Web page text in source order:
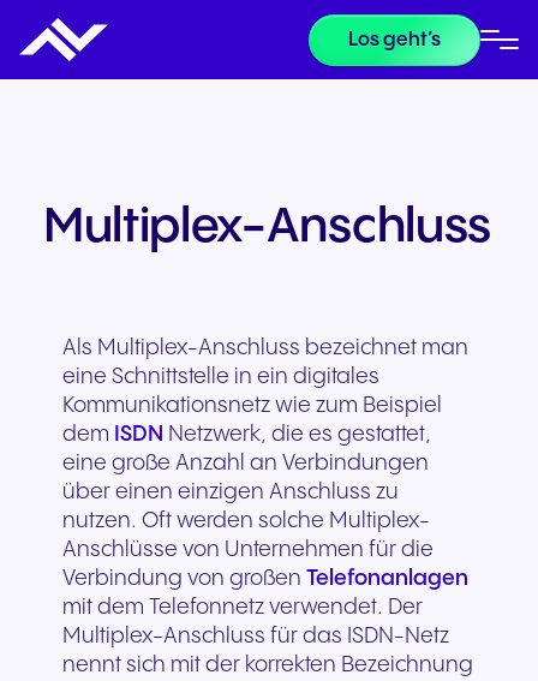
Los geht’s
Multiplex-Anschluss
Als Multiplex-Anschluss bezeichnet man
eine Schnittstelle in ein digitales
Kommunikationsnetz wie zum Beispiel
dem ISDN Netzwerk, die es gestattet,
eine große Anzahl an Verbindungen
über einen einzigen Anschluss zu
nutzen. Oft werden solche Multiplex-
Anschlüsse von Unternehmen für die
Verbindung von großen Telefonanlagen
mit dem Telefonnetz verwendet. Der
Multiplex-Anschluss für das ISDN-Netz
nennt sich mit der korrekten Bezeichnung